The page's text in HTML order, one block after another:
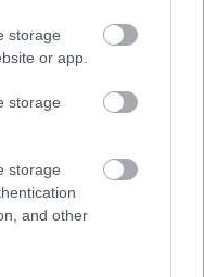
storage
or app.
storage
storage
and other
15 18:00